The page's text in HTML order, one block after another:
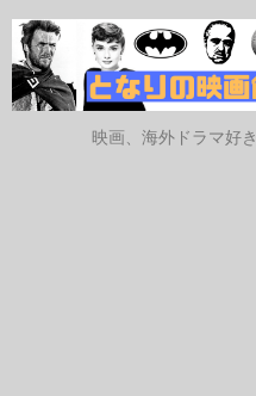
映画、海外ドラマ好